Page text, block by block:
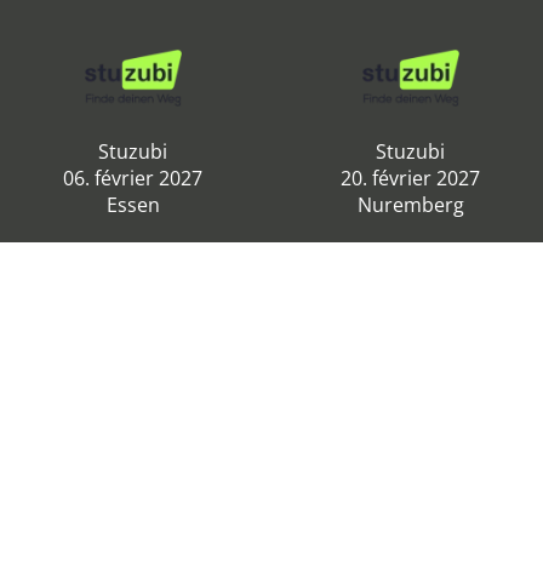
Stuzubi
06. février 2027
Essen
Stuzubi
20. février 2027
Nuremberg